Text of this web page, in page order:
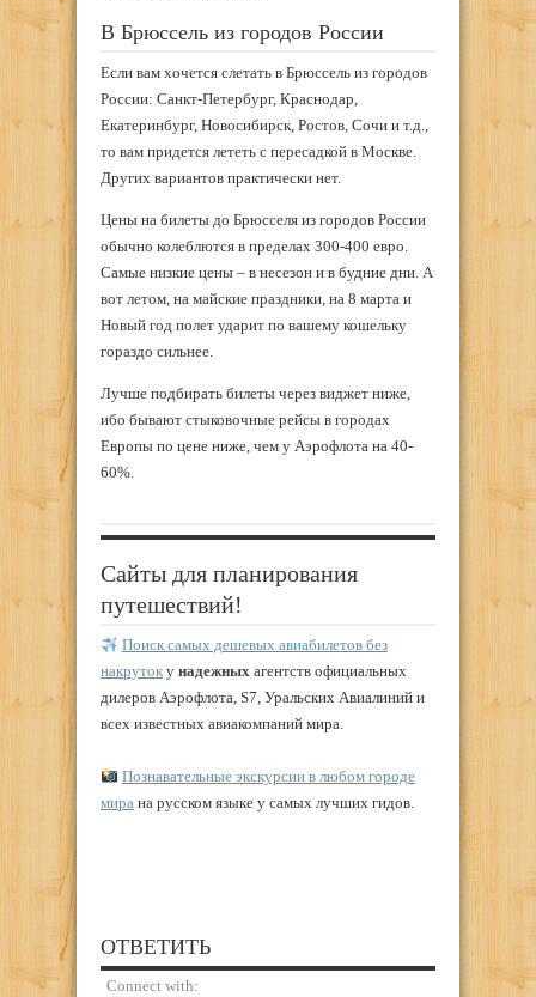
В Брюссель из городов России
Если вам хочется слетать в Брюссель из городов
России: Санкт-Петербург, Краснодар,
Екатеринбург, Новосибирск, Ростов, Сочи и т.д.,
то вам придется лететь с пересадкой в Москве.
Других вариантов практически нет.
Цены на билеты до Брюсселя из городов России
обычно колеблются в пределах 300-400 евро.
Самые низкие цены – в несезон и в будние дни. А
вот летом, на майские праздники, на 8 марта и
Новый год полет ударит по вашему кошельку
гораздо сильнее.
Лучше подбирать билеты через виджет ниже,
ибо бывают стыковочные рейсы в городах
Европы по цене ниже, чем у Аэрофлота на 40-
60%.
Сайты для планирования
путешествий!
Поиск самых дешевых авиабилетов без
накруток у надежных агентств официальных
дилеров Аэрофлота, S7, Уральских Авиалиний и
всех известных авиакомпаний мира.
Познавательные экскурсии в любом городе
мира на русском языке у самых лучших гидов.
ОТВЕТИТЬ
Connect with: